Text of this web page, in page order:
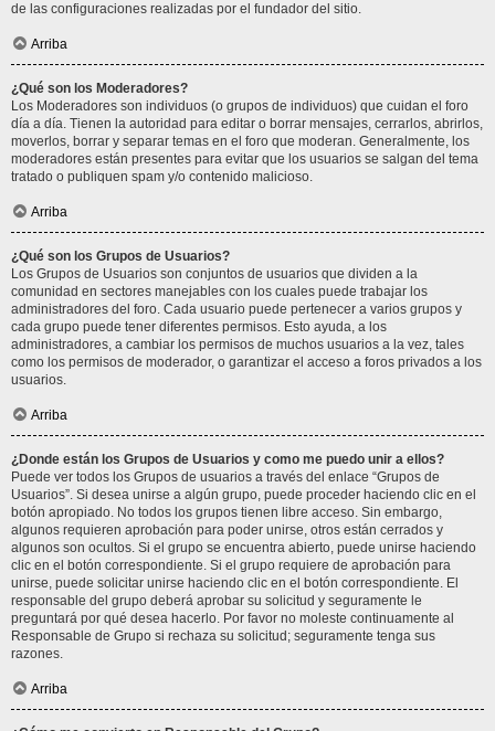
de las configuraciones realizadas por el fundador del sitio.
Arriba
¿Qué son los Moderadores?
Los Moderadores son individuos (o grupos de individuos) que cuidan el foro
día a día. Tienen la autoridad para editar o borrar mensajes, cerrarlos, abrirlos,
moverlos, borrar y separar temas en el foro que moderan. Generalmente, los
moderadores están presentes para evitar que los usuarios se salgan del tema
tratado o publiquen spam y/o contenido malicioso.
Arriba
¿Qué son los Grupos de Usuarios?
Los Grupos de Usuarios son conjuntos de usuarios que dividen a la
comunidad en sectores manejables con los cuales puede trabajar los
administradores del foro. Cada usuario puede pertenecer a varios grupos y
cada grupo puede tener diferentes permisos. Esto ayuda, a los
administradores, a cambiar los permisos de muchos usuarios a la vez, tales
como los permisos de moderador, o garantizar el acceso a foros privados a los
usuarios.
Arriba
¿Donde están los Grupos de Usuarios y como me puedo unir a ellos?
Puede ver todos los Grupos de usuarios a través del enlace “Grupos de
Usuarios”. Si desea unirse a algún grupo, puede proceder haciendo clic en el
botón apropiado. No todos los grupos tienen libre acceso. Sin embargo,
algunos requieren aprobación para poder unirse, otros están cerrados y
algunos son ocultos. Si el grupo se encuentra abierto, puede unirse haciendo
clic en el botón correspondiente. Si el grupo requiere de aprobación para
unirse, puede solicitar unirse haciendo clic en el botón correspondiente. El
responsable del grupo deberá aprobar su solicitud y seguramente le
preguntará por qué desea hacerlo. Por favor no moleste continuamente al
Responsable de Grupo si rechaza su solicitud; seguramente tenga sus
razones.
Arriba